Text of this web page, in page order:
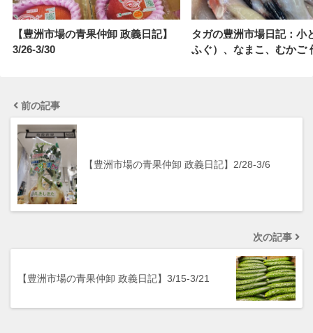
【豊洲市場の青果仲卸 政義日記】
3/26-3/30
タガの豊洲市場日記：小
ふぐ）、なまこ、むかご
前の記事
【豊洲市場の青果仲卸 政義日記】2/28-3/6
次の記事
【豊洲市場の青果仲卸 政義日記】3/15-3/21